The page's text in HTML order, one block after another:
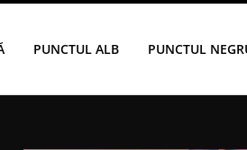
PUNCTUL ALB PUNCTUL